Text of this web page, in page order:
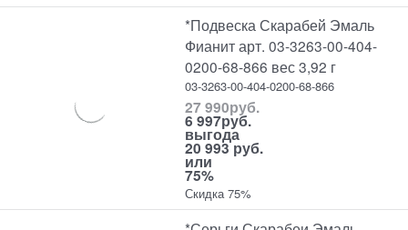
*Подвеска Скарабей Эмаль
Фианит арт. 03-3263-00-404-
0200-68-866 вес 3,92 г
03-3263-00-404-0200-68-866
27 990руб.
6 997руб.
выгода
20 993 руб.
или
75%
Скидка 75%